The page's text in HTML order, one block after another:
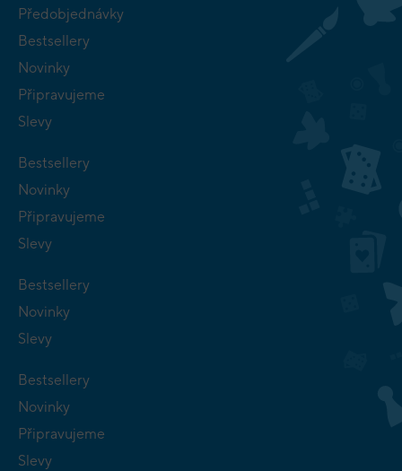
Předobjednávky
Bestsellery
Novinky
Připravujeme
Slevy
Bestsellery
Novinky
Připravujeme
Slevy
Bestsellery
Novinky
Slevy
Bestsellery
Novinky
Připravujeme
Slevy